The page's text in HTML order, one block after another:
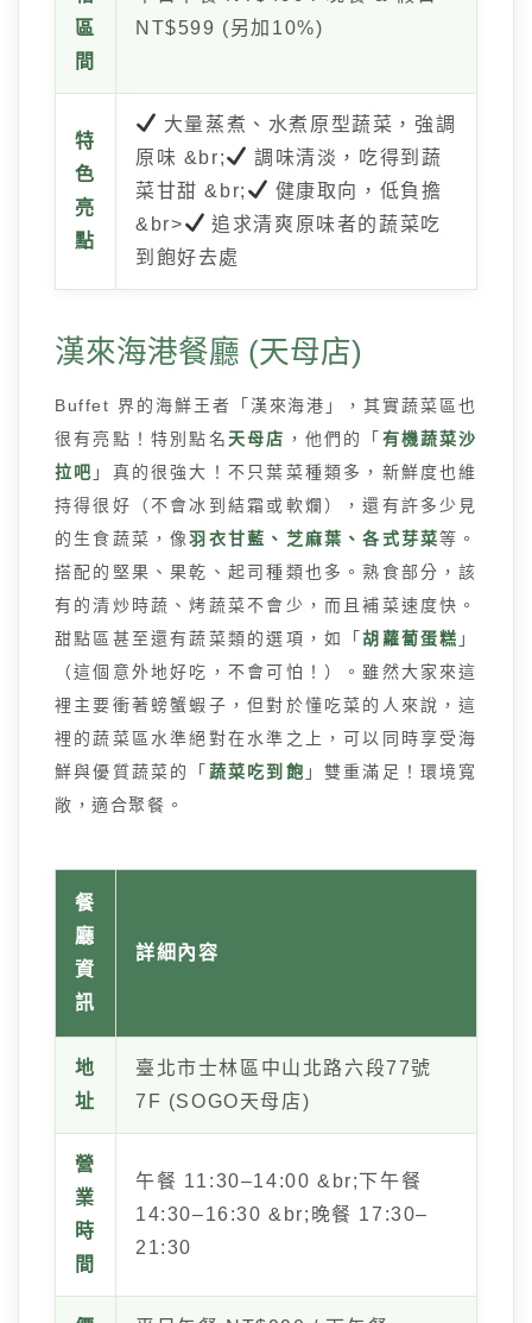
區
間
NT$599 (另加10%)
特
色
亮
點
大量蒸煮、水煮原型蔬菜，強調
原味 &br;
調味清淡，吃得到蔬
菜甘甜 &br;
健康取向，低負擔
&br>
追求清爽原味者的蔬菜吃
到飽好去處
漢來海港餐廳 (天母店)
Buffet 界的海鮮王者「漢來海港」，其實蔬菜區也
很有亮點！特別點名 天母店 ，他們的「 有機蔬菜沙
拉吧 」真的很強大！不只葉菜種類多，新鮮度也維
持得很好（不會冰到結霜或軟爛），還有許多少見
的生食蔬菜，像羽衣甘藍、芝麻葉、各式芽菜等。
搭配的堅果、果乾、起司種類也多。熟食部分，該
有的清炒時蔬、烤蔬菜不會少，而且補菜速度快。
甜點區甚至還有蔬菜類的選項，如「胡蘿蔔蛋糕 」
（這個意外地好吃，不會可怕！）。雖然大家來這
裡主要衝著螃蟹蝦子，但對於懂吃菜的人來說，這
裡的蔬菜區水準絕對在水準之上，可以同時享受海
鮮與優質蔬菜的「 蔬菜吃到飽 」雙重滿足！環境寬
敞，適合聚餐。
餐
廳
資
訊
詳細內容
地
址
臺北市士林區中山北路六段77號
7F (SOGO天母店)
營
業
時
間
午餐 11:30–14:00 &br;下午餐
14:30–16:30 &br;晚餐 17:30–
21:30